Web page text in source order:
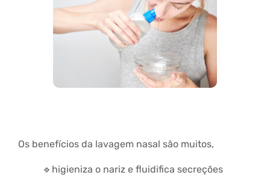
Os benefícios da lavagem nasal são muitos,
🔹higieniza o nariz e fluidifica secreções